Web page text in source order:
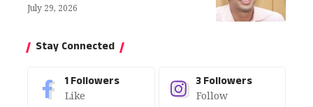
July 29, 2026
Stay Connected
1Followers
Like
3Followers
Follow